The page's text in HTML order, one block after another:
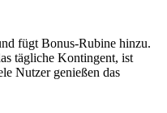
fügt Bonus-Rubine hinzu.
tägliche Kontingent, ist
Nutzer genießen das